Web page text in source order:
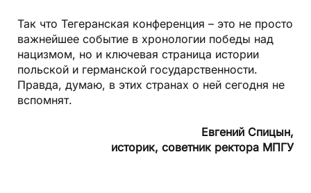
Так что Тегеранская конференция – это не просто
важнейшее событие в хронологии победы над
нацизмом, но и ключевая страница истории
польской и германской государственности.
Правда, думаю, в этих странах о ней сегодня не
вспомнят.
Евгений Спицын,
историк, советник ректора МПГУ